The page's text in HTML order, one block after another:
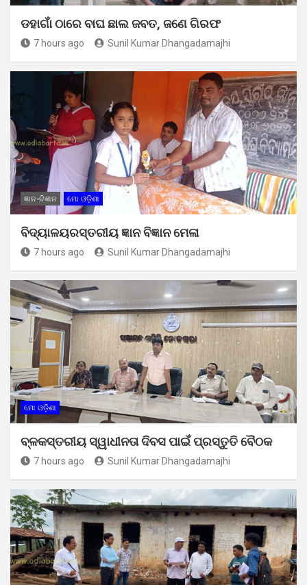
ଡହାଗାଁ ଠାରେ ବାଘ ଛାଲ ଜବତ, ଜଣେ ଗିରଫ
7 hours ago Sunil Kumar Dhangadamajhi
ଜ୍ଞାନ-ବିଜ୍ଞାନ ମୋ ଓଡ଼ିଶା
ବିଦ୍ୟାଳୟରସ୍ତରୀୟ ଜ୍ଞାନ ବିଜ୍ଞାନ ମେଳା
7 hours ago Sunil Kumar Dhangadamajhi
ମୋ ଓଡ଼ିଶା
ବ୍ଳକସ୍ତରୀୟ ସ୍ୱାଧୀନତା ଦିବସ ପାଇଁ ପ୍ରସ୍ତୁତି ବୈଠକ
7 hours ago Sunil Kumar Dhangadamajhi